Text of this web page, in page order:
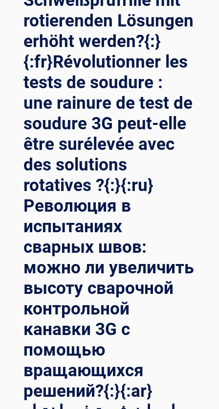
rotierenden Lösungen
erhöht werden?{:}
{:fr}Révolutionner les
tests de soudure :
une rainure de test de
soudure 3G peut-elle
être surélevée avec
des solutions
rotatives ?{:}{:ru}
Революция в
испытаниях
сварных швов:
можно ли увеличить
высоту сварочной
контрольной
канавки 3G с
помощью
вращающихся
решений?{:}{:ar}